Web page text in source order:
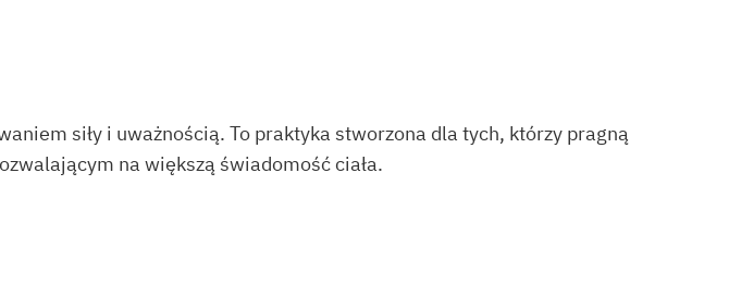
siły i uważnością. To praktyka stworzona dla tych, którzy pragną
na większą świadomość ciała.